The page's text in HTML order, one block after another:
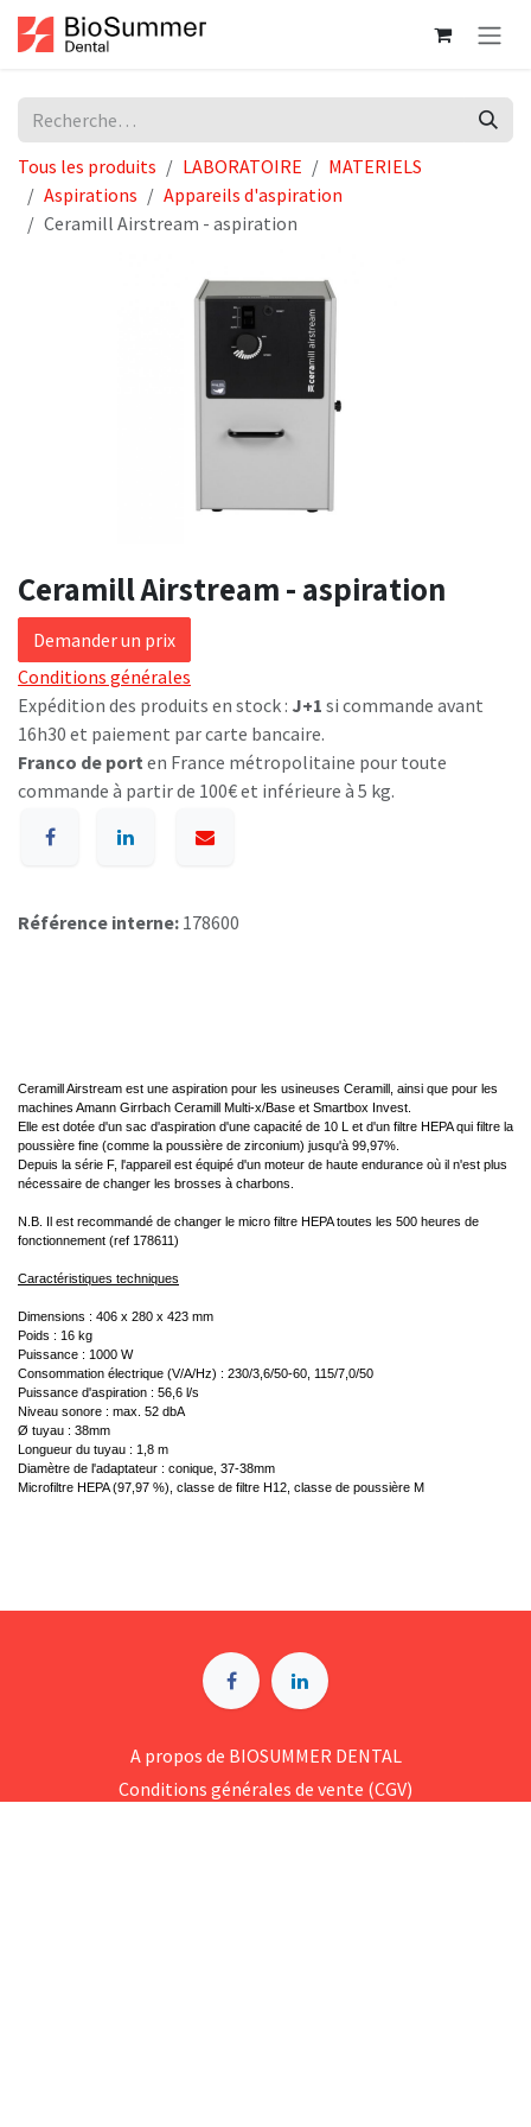
Se rendre au contenu
Tous les produits LABORATOIRE
MATERIELS
Aspirations
Appareils d'aspiration
Ceramill Airstream - aspiration
Ceramill Airstream - aspiration
Demander un prix
Conditions générales
Expédition des produits en stock : J+1 si commande avant
16h30 et paiement par carte bancaire.
Franco de port en France métropolitaine pour toute
commande à partir de 100€ et inférieure à 5 kg.
Référence interne: 178600
Ceramill Airstream est une aspiration pour les usineuses Ceramill, ainsi que pour les
machines Amann Girrbach Ceramill Multi-x/Base et Smartbox Invest.
Elle est dotée d'un sac d'aspiration d'une capacité de 10 L et d'un filtre HEPA qui filtre la
poussière fine (comme la poussière de zirconium) jusqu'à 99,97%.
Depuis la série F, l'appareil est équipé d'un moteur de haute endurance où il n'est plus
nécessaire de changer les brosses à charbons.
N.B. Il est recommandé de changer le micro filtre HEPA toutes les 500 heures de
fonctionnement (ref 178611)
Caractéristiques techniques
Dimensions : 406 x 280 x 423 mm
Poids : 16 kg
Puissance : 1000 W
Consommation électrique (V/A/Hz) : 230/3,6/50-60, 115/7,0/50
Puissance d'aspiration : 56,6 l/s
Niveau sonore : max. 52 dbA
Ø tuyau : 38mm
Longueur du tuyau : 1,8 m
Diamètre de l'adaptateur : conique, 37-38mm
Microfiltre HEPA (97,97 %), classe de filtre H12, classe de poussière M
A p​ropos de BIOSUMMER DENTAL
Conditions générales d​e vente (CGV)